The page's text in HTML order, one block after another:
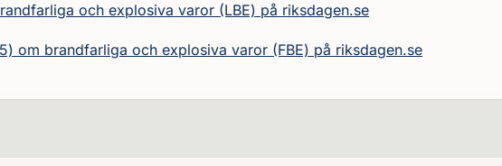
och explosiva varor (LBE) på riksdagen.se
om brandfarliga och explosiva varor (FBE) på riksdagen.se